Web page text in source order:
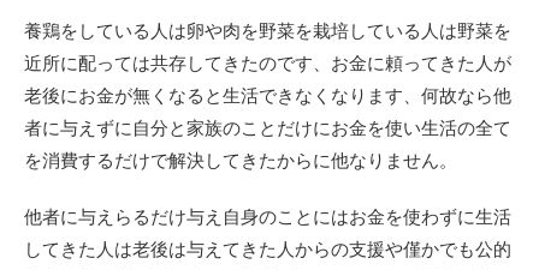
養鶏をしている人は卵や肉を野菜を栽培している人は野菜を
近所に配っては共存してきたのです、お金に頼ってきた人が
老後にお金が無くなると生活できなくなります、何故なら他
者に与えずに自分と家族のことだけにお金を使い生活の全て
を消費するだけで解決してきたからに他なりません。
他者に与えらるだけ与え自身のことにはお金を使わずに生活
してきた人は老後は与えてきた人からの支援や僅かでも公的